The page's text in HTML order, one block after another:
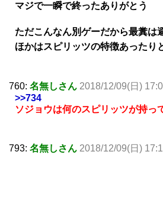
マジで一瞬で終ったありがとう
ただこんなん別ゲーだから最糞は
ほかはスピリッツの特徴あったり
760: 名無しさん 2018/12/09(日)
>>734
ソジョウは何のスピリッツが持っ
793: 名無しさん 2018/12/09(日)